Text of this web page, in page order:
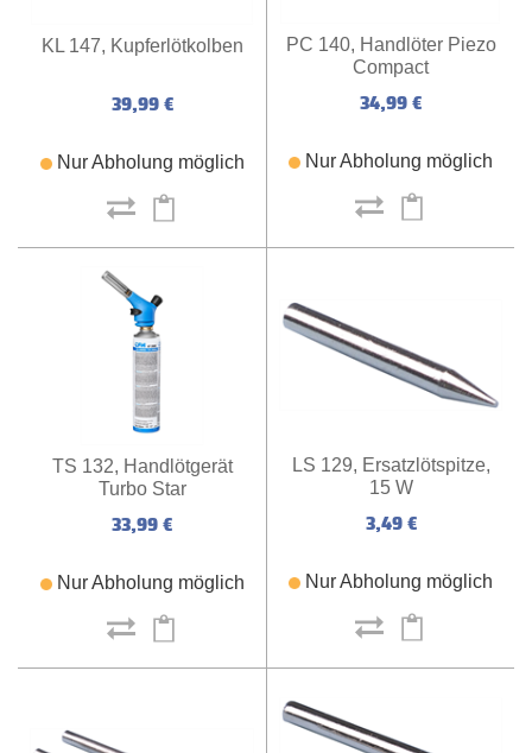
KL 147, Kupferlötkolben
39,99 €
Nur Abholung möglich
PC 140, Handlöter Piezo
Compact
34,99 €
Nur Abholung möglich
TS 132, Handlötgerät
Turbo Star
33,99 €
Nur Abholung möglich
LS 129, Ersatzlötspitze,
15 W
3,49 €
Nur Abholung möglich